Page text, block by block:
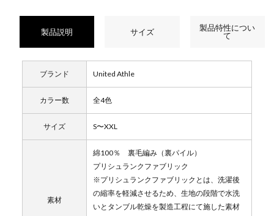
製品説明 サイズ
製品特性につい
て
ブランド United Athle
カラー数 全4色
サイズ S〜XXL
素材
綿100％ 裏毛編み（裏パイル）
プリシュランクファブリック
※プリシュランクファブリックとは、洗濯後
の縮率を軽減させるため、生地の段階で水洗
いとタンブル乾燥を製造工程にて施した素材